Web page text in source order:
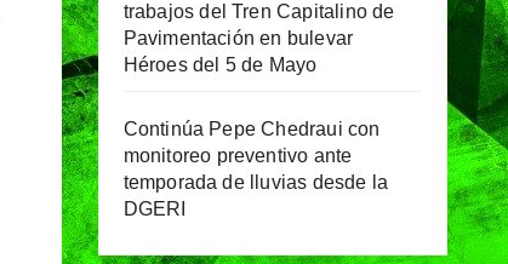
trabajos del Tren Capitalino de
Pavimentación en bulevar
Héroes del 5 de Mayo
Continúa Pepe Chedraui con
monitoreo preventivo ante
temporada de lluvias desde la
DGERI